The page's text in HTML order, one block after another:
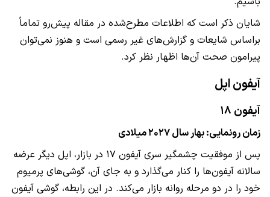
شایان ذکر است که اطلاعات مطرح‌شده در مقاله پیش‌رو تماماً
براساس شایعات و گزارش‌های غیر رسمی است و هنوز نمی‌توان
پیرامون صحت آن‌ها اظهار نظر کرد.
آیفون اپل
آیفون ۱۸
زمان رونمایی: بهار سال ۲۰۲۷ میلادی
پس از موفقیت چشمگیر سری آیفون ۱۷ در بازار، اپل دیگر عرضه
سالانه آیفون‌ها را کنار می‌گذارد و به جای آن، گوشی‌های پرمیوم
خود را در دو مرحله روانه بازار می‌کند. در این رابطه، گوشی آیفون